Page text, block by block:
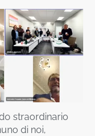
straordinario
di noi,